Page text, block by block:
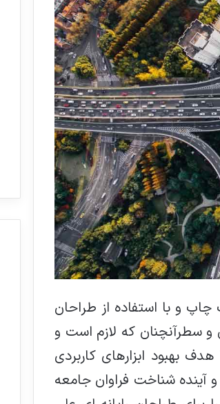
و با استفاده از طراحان
و سطرآنچنان که لازم است و
بهبود ابزارهای کاربردی
شناخت فراوان جامعه